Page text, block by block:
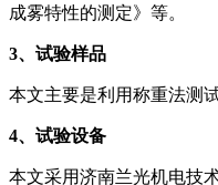
成雾特性的测定》等。
3、试验样品
本文主要是利用称重法测
4、试验设备
本文采用济南兰光机电技